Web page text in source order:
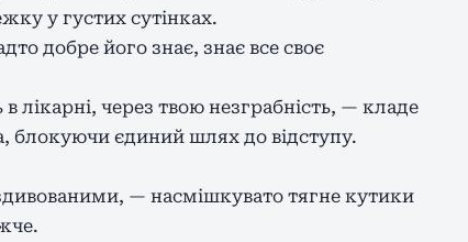
у густих сутінках.
добре його знає, знає все своє
через твою незграбність, — кладе
блокуючи єдиний шлях до відступу.
— насмішкувато тягне кутики